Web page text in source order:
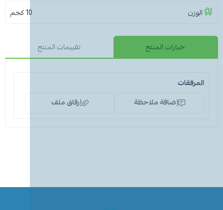
الوزن 10 كجم
خيارات المنتج تقييمات المنتج
المرفقات
إضافة ملاحظة
إرفاق ملف